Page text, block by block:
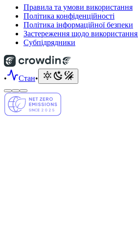
Правила та умови використання
Політика конфіденційності
Політика інформаційної безпеки
Застереження щодо
Субпідрядники
• Стан•